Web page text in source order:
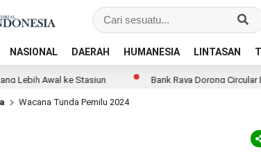
NASIONAL DAERAH HUMANESIA LINTASAN
Lebih Awal ke Stasiun Bank Raya Dorong Circular
Wacana Tunda Pemilu 2024